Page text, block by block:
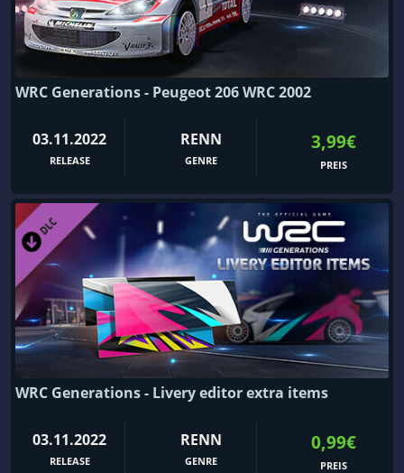
WRC Generations - Peugeot 206 WRC 2002
03.11.2022
RELEASE
RENN
GENRE
3,99€
PREIS
WRC Generations - Livery editor extra items
03.11.2022
RELEASE
RENN
GENRE
0,99€
PREIS